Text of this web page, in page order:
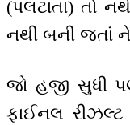
(પલટાતા) તો
નથી બની જતાં
જો હજી સુધી
ફાઈનલ